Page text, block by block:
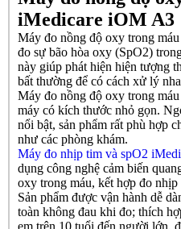
iMedicare iOM A3
Máy đo nồng độ oxy trong
đo sự bão hòa oxy (SpO2)
này giúp phát hiện hiện tượng
bất thường để có cách xử lý
Máy đo nồng độ oxy trong
máy có kích thước nhỏ gọn.
nổi bật, sản phẩm rất phù hợp
như các phòng khám.
Máy đo nhịp tim và spO2
dụng công nghệ cảm biến
oxy trong máu, kết hợp đo
Sản phẩm được vận hành dễ
toàn không đau khi đo; thích
em trên 10 tuổi đến người lớn,